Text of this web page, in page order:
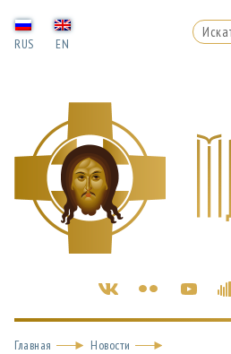
RUS EN
Главная Новости